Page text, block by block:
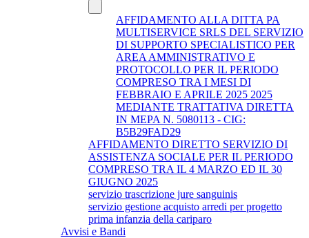
AFFIDAMENTO ALLA DITTA PA
MULTISERVICE SRLS DEL SERVIZIO
DI SUPPORTO SPECIALISTICO PER
AREA AMMINISTRATIVO E
PROTOCOLLO PER IL PERIODO
COMPRESO TRA I MESI DI
FEBBRAIO E APRILE 2025 2025
MEDIANTE TRATTATIVA DIRETTA
IN MEPA N. 5080113 - CIG:
B5B29FAD29
AFFIDAMENTO DIRETTO SERVIZIO DI
ASSISTENZA SOCIALE PER IL PERIODO
COMPRESO TRA IL 4 MARZO ED IL 30
GIUGNO 2025
servizio trascrizione jure sanguinis
servizio gestione acquisto arredi per progetto
prima infanzia della cariparo
Avvisi e Bandi